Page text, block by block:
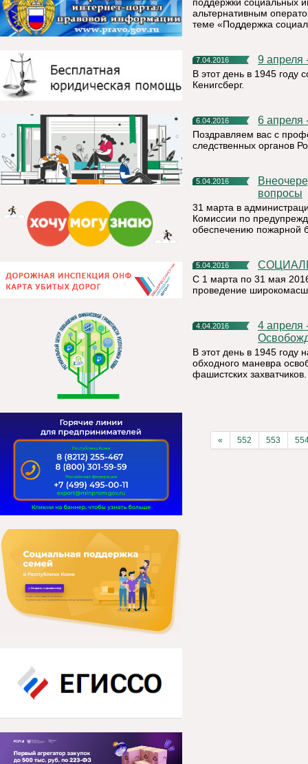
альтернативным
теме «Поддержка
7.04.2016 9
В этот день в 1945 году
Кенигсберг.
6.04.2016 6
Поздравляем вас с
следственных органов
5.04.2016
Внеочередное заседание КЧС: на повестке дня важные
вопросы
31 марта в
Комиссии по
обеспечению пожарной
5.04.2016
С 1 марта по 31 мая
проведение
4.04.2016
4 апреля - Памятная дата военной истории России –
В этот день в 1945 году
обходного маневра
фашистских захватчиков.
« 552 553